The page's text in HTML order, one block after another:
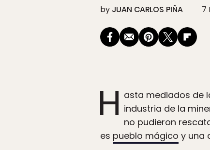
by JUAN CARLOS PIÑA 7
H asta mediados de
industria de la
no pudieron
es pueblo mágico y una